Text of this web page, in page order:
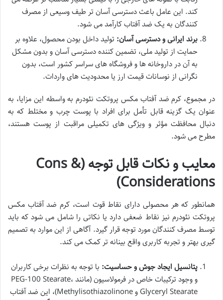
کند. این عامل باعث دسترسی آسان تر طیف وسیعی از مصرف
کنندگان به یک ضد آفتاب کارآمد می شود.
برند ایرانی و دسترسی آسان: تولید داخل بودن محصول، علاوه بر
حمایت از تولید ملی، تضمین کننده دسترسی آسان و بدون مشکل
به آن در داروخانه ها و فروشگاه های سراسر کشور است، بدون
نگرانی از نوسانات قیمت ارز یا محدودیت های واردات.
در مجموع، کرم ضد آفتاب مکس پروتکت نئودرم به واسطه این مزایا، به
عنوان یک گزینه قابل تأمل برای افراد با پوست چرب و مختلط که به
دنبال محافظت مؤثر و ویژگی های تکمیلی مراقبت از پوست هستند،
مطرح می شود.
معایب و نکات قابل توجه (Cons &
Considerations)
همانطور که هر محصولی دارای نقاط قوت است، کرم ضد آفتاب مکس
پروتکت نئودرم نیز نقاط ضعفی دارد یا نکاتی را شامل می شود که باید
توسط مصرف کنندگان مورد توجه قرار گیرد. آگاهی از این موارد به تصمیم
گیری بهتر و تجربه کاربری واقع بینانه تر کمک می کند.
پتانسیل ایجاد جوش و حساسیت: با توجه به نظرات برخی کاربران
و وجود ترکیبات خاص در فرمولاسیون (مانند PEG-100 Stearate،
Glyceryl Stearate و Methylisothiazolinone)، این ضد آفتاب